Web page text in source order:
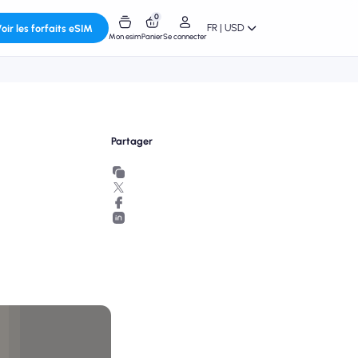
les forfaits eSIM
Mon esim
0
PanierSe connecter
FR | USD
Partager